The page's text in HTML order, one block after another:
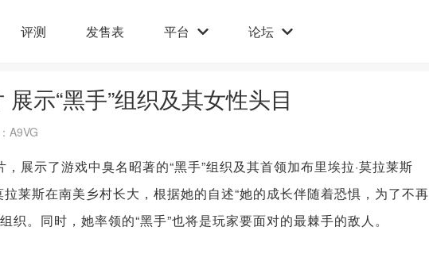
评测 发售表 平台 论坛
示“黑手”组织及其女性头目
A9VG
示了游戏中臭名昭著的“黑手”组织及其首领加布里埃拉·莫拉莱斯
拉莱斯在南美乡村长大，根据她的自述“她的成长伴随着恐惧，为了不再
织。同时，她率领的“黑手”也将是玩家要面对的最棘手的敌人。